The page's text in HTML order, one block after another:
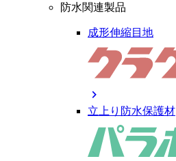
防水関連製品
成形伸縮目地
chevron_right
立上り防水保護材